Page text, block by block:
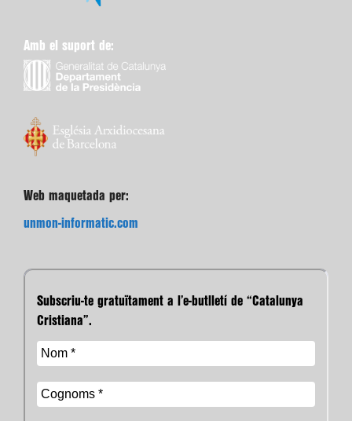
Amb el suport de:
Web maquetada per:
unmon-informatic.com
Subscriu-te gratuïtament a l’e-butlletí de “Catalunya
Cristiana”.